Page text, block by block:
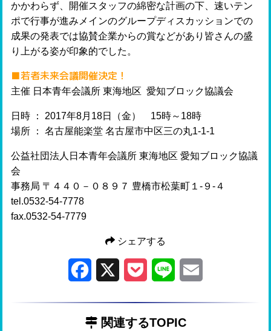
かかわらず、開催スタッフの綿密な計画の下、速いテン
ポで行事が進みメインのグループディスカッションでの
成果の発表では協賛企業からの賞などがあり皆さんの盛
り上がる姿が印象的でした。
■若者未来会議開催決定！
主催 日本青年会議所 東海地区 愛知ブロック協議会
日時 ： 2017年8月18日（金） 15時～18時
場所 ： 名古屋能楽堂 名古屋市中区三の丸1-1-1
公益社団法人日本青年会議所 東海地区 愛知ブロック協議
会
事務局 〒４４０－０８９７ 豊橋市松葉町１-９-４
tel.0532-54-7778
fax.0532-54-7779
シェアする
Facebook Pocket Line
関連するTOPIC